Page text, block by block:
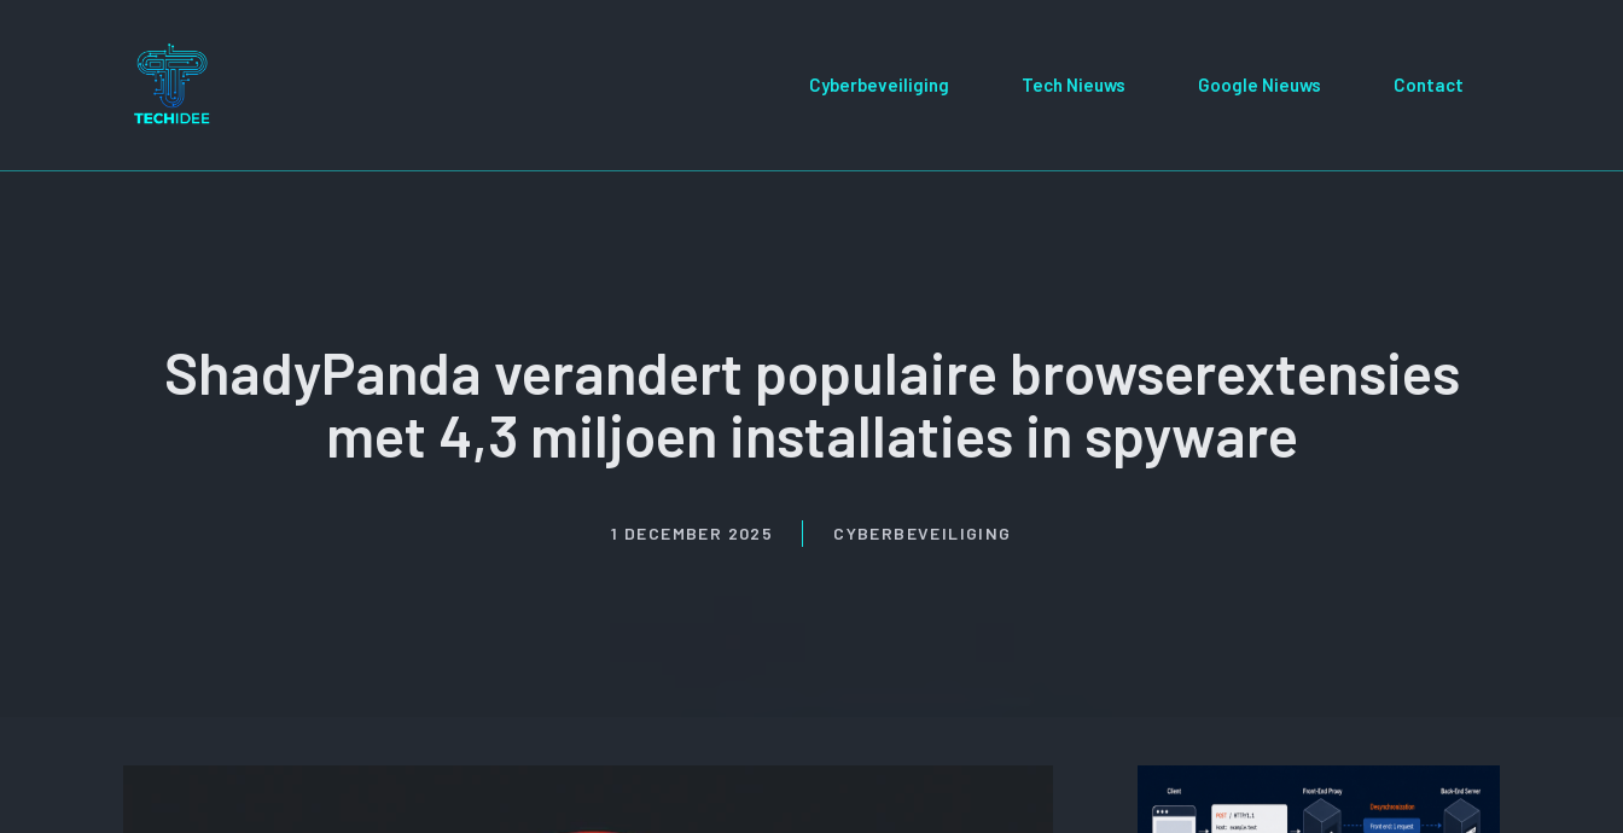
Cyberbeveiliging Tech Nieuws Google Nieuws Contact
ShadyPanda verandert populaire browserextensies
met 4,3 miljoen installaties in spyware
1 DECEMBER 2025 CYBERBEVEILIGING